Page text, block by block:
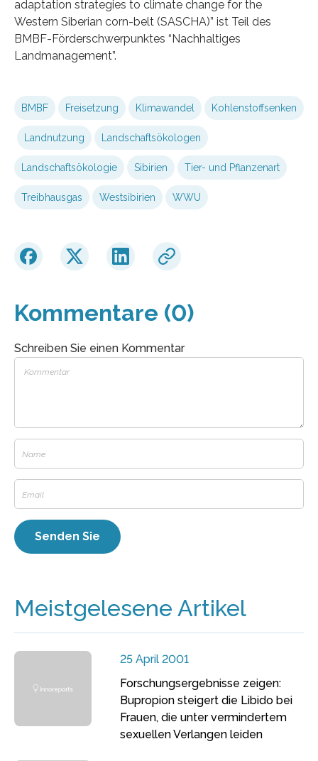
adaptation strategies to climate change for the
Western Siberian corn-belt (SASCHA)” ist Teil des
BMBF-Förderschwerpunktes “Nachhaltiges
Landmanagement”.
BMBF Freisetzung Klimawandel Kohlenstoffsenken
Landnutzung Landschaftsökologen
Landschaftsökologie Sibirien Tier- und Pflanzenart
Treibhausgas Westsibirien WWU
Kommentare (0)
Schreiben Sie einen Kommentar
Meistgelesene Artikel
25 April 2001
Forschungsergebnisse zeigen:
Bupropion steigert die Libido bei
Frauen, die unter vermindertem
sexuellen Verlangen leiden